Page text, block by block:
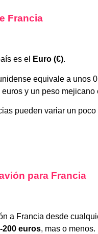
Francia
es el Euro (€).
equivale a unos
y un peso mejicano
pueden variar un
para Francia
a Francia desde
200 euros, mas o menos.